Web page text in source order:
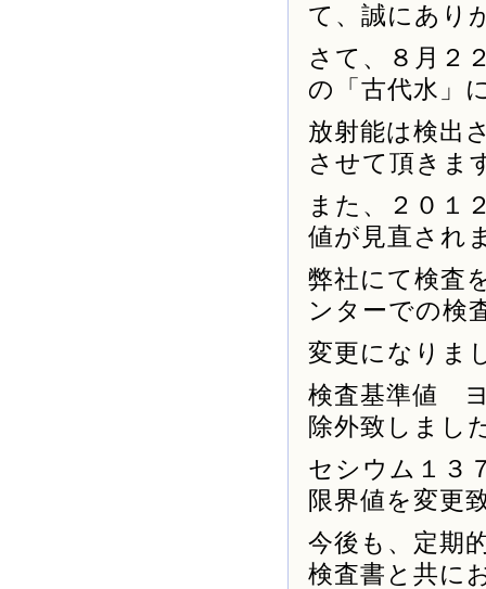
て、誠にあり
さて、８月２
の「古代水」
放射能は検出
させて頂きま
また、２０１
値が見直され
弊社にて検査
ンターでの検
変更になりま
検査基準値
除外致しまし
セシウム１３
限界値を変更
今後も、定期
検査書と共に